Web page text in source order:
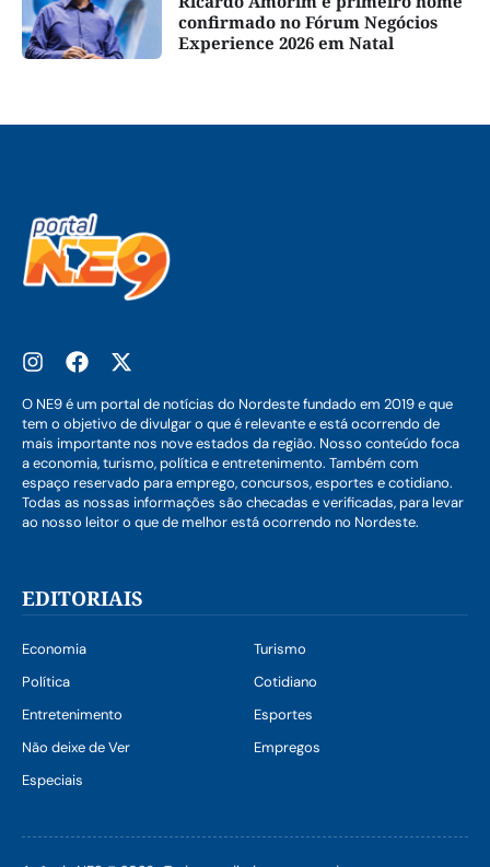
confirmado no Fórum Negócios
Experience 2026 em Natal
O NE9 é um portal de notícias do Nordeste fundado em 2019 e que
tem o objetivo de divulgar o que é relevante e está ocorrendo de
mais importante nos nove estados da região. Nosso conteúdo foca
a economia, turismo, política e entretenimento. Também com
espaço reservado para emprego, concursos, esportes e cotidiano.
Todas as nossas informações são checadas e verificadas, para levar
ao nosso leitor o que de melhor está ocorrendo no Nordeste.
EDITORIAIS
Economia
Turismo
Política
Cotidiano
Entretenimento
Esportes
Não deixe de Ver
Empregos
Especiais